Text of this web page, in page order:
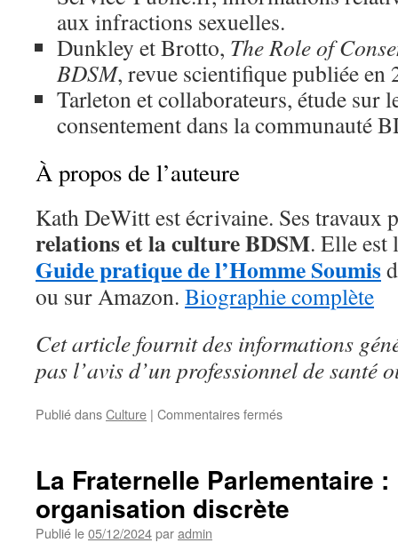
aux infractions sexuelles.
Dunkley et Brotto, The Role of
BDSM, revue scientifique publiée en
Tarleton et collaborateurs, étude sur
consentement dans la communauté
À propos de l’auteure
Kath DeWitt est écrivaine. Ses travaux
relations et la culture BDSM. Elle est
Guide pratique de l’Homme Soumis
ou sur Amazon. Biographie complète
Cet article fournit des informations
pas l’avis d’un professionnel de santé
Publié dansCulture | Commentaires ferméssur
:
les
repères
La Fraternelle Parlementaire
organisation discrète
Publié le05/12/2024paradmin